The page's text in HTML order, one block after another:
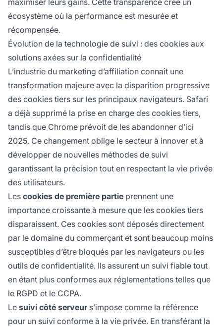
maximiser leurs gains. Cette transparence crée un
écosystème où la performance est mesurée et
récompensée.
Évolution de la technologie de suivi : des cookies aux
solutions axées sur la confidentialité
L’industrie du marketing d’affiliation connaît une
transformation majeure avec la disparition progressive
des cookies tiers sur les principaux navigateurs. Safari
a déjà supprimé la prise en charge des cookies tiers,
tandis que Chrome prévoit de les abandonner d’ici
2025. Ce changement oblige le secteur à innover et à
développer de nouvelles méthodes de suivi
garantissant la précision tout en respectant la vie privée
des utilisateurs.
Les cookies de première partie prennent une
importance croissante à mesure que les cookies tiers
disparaissent. Ces cookies sont déposés directement
par le domaine du commerçant et sont beaucoup moins
susceptibles d’être bloqués par les navigateurs ou les
outils de confidentialité. Ils assurent un suivi fiable tout
en étant plus conformes aux réglementations telles que
le RGPD et le CCPA.
Le suivi côté serveurs’impose comme la référence
pour un suivi conforme à la vie privée. En transférant la